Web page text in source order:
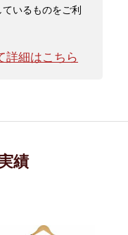
いるものをご利
詳細はこちら
績